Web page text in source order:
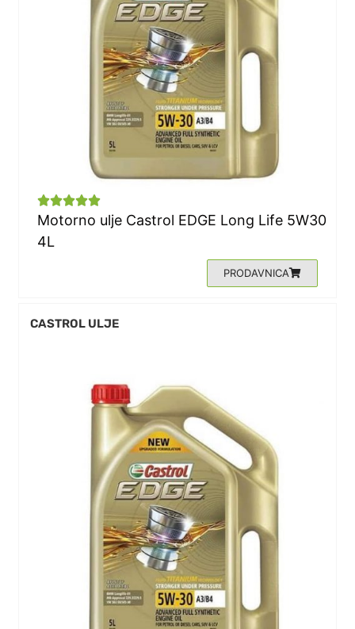

Motorno ulje Castrol EDGE Long Life 5W30
4L
PRODAVNICA
CASTROL ULJE